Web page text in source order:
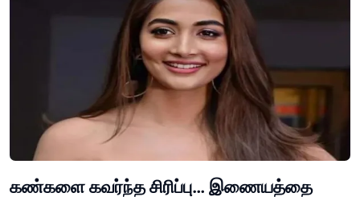
கண்களை கவர்ந்த சிரிப்பு… இணையத்தை